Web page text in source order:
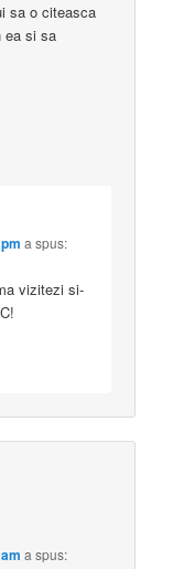
sa o citeasca
ea si sa
a spus:
vizitezi si-
a spus: